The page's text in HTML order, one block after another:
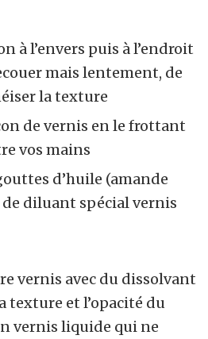
à l’envers puis à l’endroit
mais lentement, de
la texture
de vernis en le frottant
vos mains
d’huile (amande
de diluant spécial vernis
vernis avec du dissolvant
texture et l’opacité du
vernis liquide qui ne